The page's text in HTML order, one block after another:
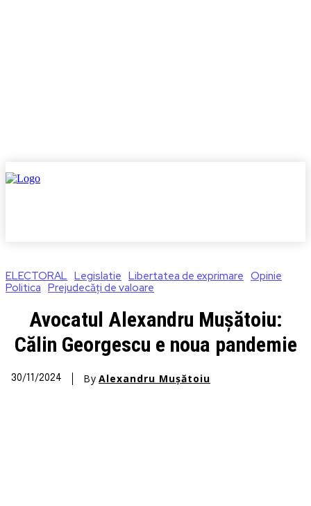
ELECTORAL Legislatie Libertatea de exprimare Opinie
Politica Prejudecăți de valoare
Avocatul Alexandru Mușătoiu:
Călin Georgescu e noua pandemie
30/11/2024 By Alexandru Mușătoiu